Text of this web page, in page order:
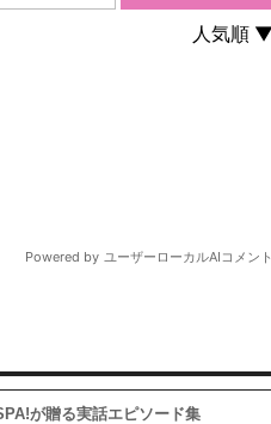
が贈る実話エピソード集